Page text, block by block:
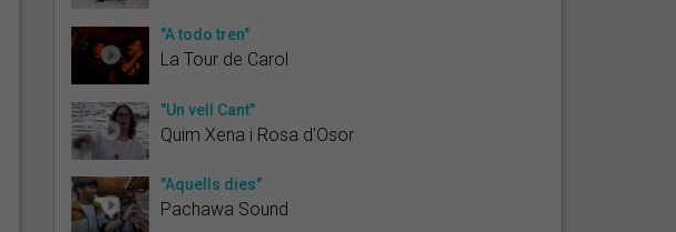
"A todo tren"
La Tour de Carol
"Un vell Cant"
Quim Xena i Rosa d'Osor
"Aquells dies"
Pachawa Sound